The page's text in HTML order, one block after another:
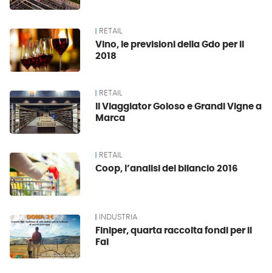
RETAIL
Vino, le previsioni della Gdo per il
2018
RETAIL
Il Viaggiator Goloso e Grandi Vigne a
Marca
RETAIL
Coop, l’analisi del bilancio 2016
INDUSTRIA
Finiper, quarta raccolta fondi per il
Fai